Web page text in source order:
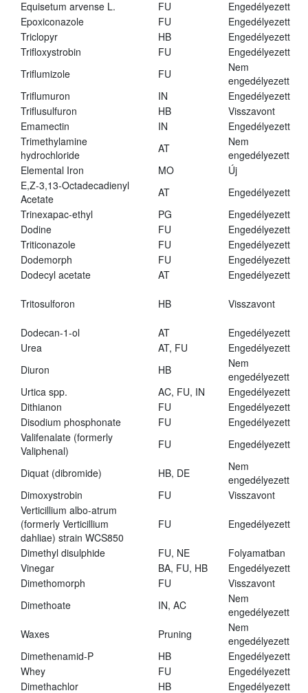
Equisetum arvense L.
FU
Engedélyezett
Epoxiconazole
FU
Engedélyezett
Triclopyr
HB
Engedélyezett
Trifloxystrobin
FU
Engedélyezett
Triflumizole
FU
Nem
engedélyezett
Triflumuron
IN
Engedélyezett
Triflusulfuron
HB
Visszavont
Emamectin
IN
Engedélyezett
Trimethylamine
hydrochloride
AT
Nem
engedélyezett
Elemental Iron
MO
Új
E,Z-3,13-Octadecadienyl
Acetate
AT
Engedélyezett
Trinexapac-ethyl
PG
Engedélyezett
Dodine
FU
Engedélyezett
Triticonazole
FU
Engedélyezett
Dodemorph
FU
Engedélyezett
Dodecyl acetate
AT Engedélyezett
Tritosulforon HB Visszavont
Dodecan-1-ol AT
Engedélyezett
Urea
AT, FU
Engedélyezett
Diuron
HB
Nem
engedélyezett
Urtica spp.
AC, FU, IN
Engedélyezett
Dithianon
FU
Engedélyezett
Disodium phosphonate
FU
Engedélyezett
Valifenalate (formerly
Valiphenal)
FU Engedélyezett
Diquat (dibromide) HB, DE
Nem
engedélyezett
Dimoxystrobin
FU
Visszavont
Verticillium albo-atrum
(formerly Verticillium
dahliae) strain WCS850
FU Engedélyezett
Dimethyl disulphide FU, NE
Folyamatban
Vinegar
BA, FU, HB
Engedélyezett
Dimethomorph
FU
Visszavont
Dimethoate
IN, AC
Nem
engedélyezett
Waxes
Pruning
Nem
engedélyezett
Dimethenamid-P
HB
Engedélyezett
Whey
FU
Engedélyezett
Dimethachlor
HB Engedélyezett